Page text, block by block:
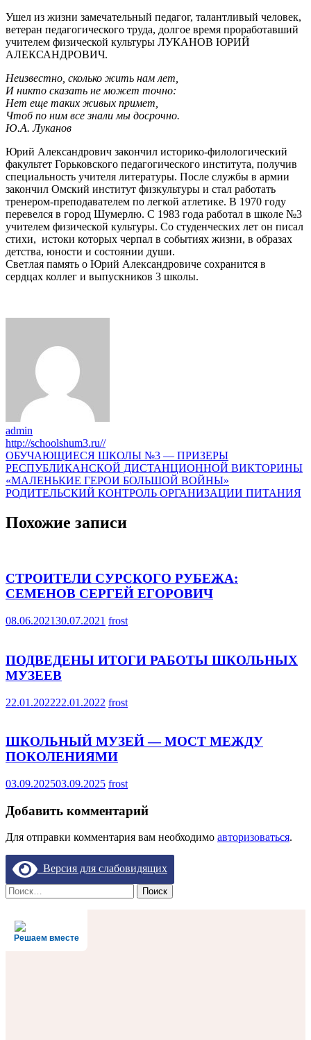
ИЗ
ЖИЗНИ
ЛУКАНОВ
Ушел из жизни замечательный педагог, талантливый человек,
ветеран педагогического труда, долгое время проработавший
учителем физической культуры ЛУКАНОВ ЮРИЙ
АЛЕКСАНДРОВИЧ.
Неизвестно, сколько жить нам лет,
И никто сказать не может точно:
Нет еще таких живых примет,
Чтоб по ним все знали мы досрочно.
Ю.А. Луканов
Юрий Александрович закончил историко-филологический
факультет Горьковского педагогического института, получив
специальность учителя литературы. После службы в армии
закончил Омский институт физкультуры и стал работать
тренером-преподавателем по легкой атлетике. В 1970 году
перевелся в город Шумерлю. С 1983 года работал в школе №3
учителем физической культуры. Со студенческих лет он писал
стихи, истоки которых черпал в событиях жизни, в образах
детства, юности и состоянии души.
Светлая память о Юрий Александровиче сохранится в
сердцах коллег и выпускников 3 школы.
admin
http://schoolshum3.ru//
Навигация
по
записям
ОБУЧАЮЩИЕСЯ ШКОЛЫ №3 — ПРИЗЕРЫ
РЕСПУБЛИКАНСКОЙ ДИСТАНЦИОННОЙ ВИКТОРИНЫ
«МАЛЕНЬКИЕ ГЕРОИ БОЛЬШОЙ ВОЙНЫ»
РОДИТЕЛЬСКИЙ КОНТРОЛЬ ОРГАНИЗАЦИИ ПИТАНИЯ
Похожие записи
СТРОИТЕЛИ СУРСКОГО РУБЕЖА:
СЕМЕНОВ СЕРГЕЙ ЕГОРОВИЧ
08.06.202130.07.2021 frost
ПОДВЕДЕНЫ ИТОГИ РАБОТЫ ШКОЛЬНЫХ
МУЗЕЕВ
22.01.202222.01.2022 frost
ШКОЛЬНЫЙ МУЗЕЙ — МОСТ МЕЖДУ
ПОКОЛЕНИЯМИ
03.09.202503.09.2025 frost
Добавить комментарий
Для отправки комментария вам необходимо авторизоваться.
Версия для слабовидящих
Найти:
Решаем вместе